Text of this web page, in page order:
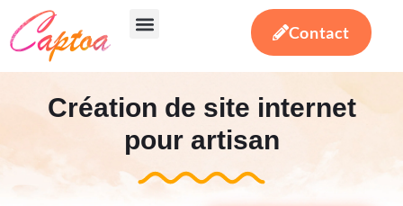
Contact
Création de site internet
pour artisan